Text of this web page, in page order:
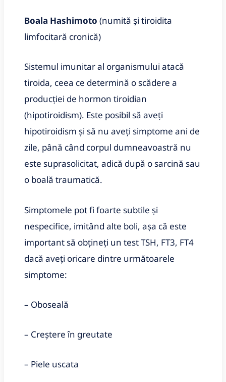
Boala Hashimoto (numită și tiroidita
limfocitară cronică)
Sistemul imunitar al organismului atacă
tiroida, ceea ce determină o scădere a
producției de hormon tiroidian
(hipotiroidism). Este posibil să aveți
hipotiroidism și să nu aveți simptome ani de
zile, până când corpul dumneavoastră nu
este suprasolicitat, adică după o sarcină sau
o boală traumatică.
Simptomele pot fi foarte subtile și
nespecifice, imitând alte boli, așa că este
important să obțineți un test TSH, FT3, FT4
dacă aveți oricare dintre următoarele
simptome:
– Oboseală
– Creștere în greutate
– Piele uscata